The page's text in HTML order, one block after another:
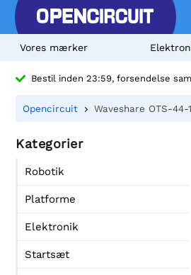
Vores mærker
Bestil inden 23:59, forsendelse
Opencircuit Waveshare OTS-
Kategorier
Robotik
Platforme
Elektronik
Startsæt